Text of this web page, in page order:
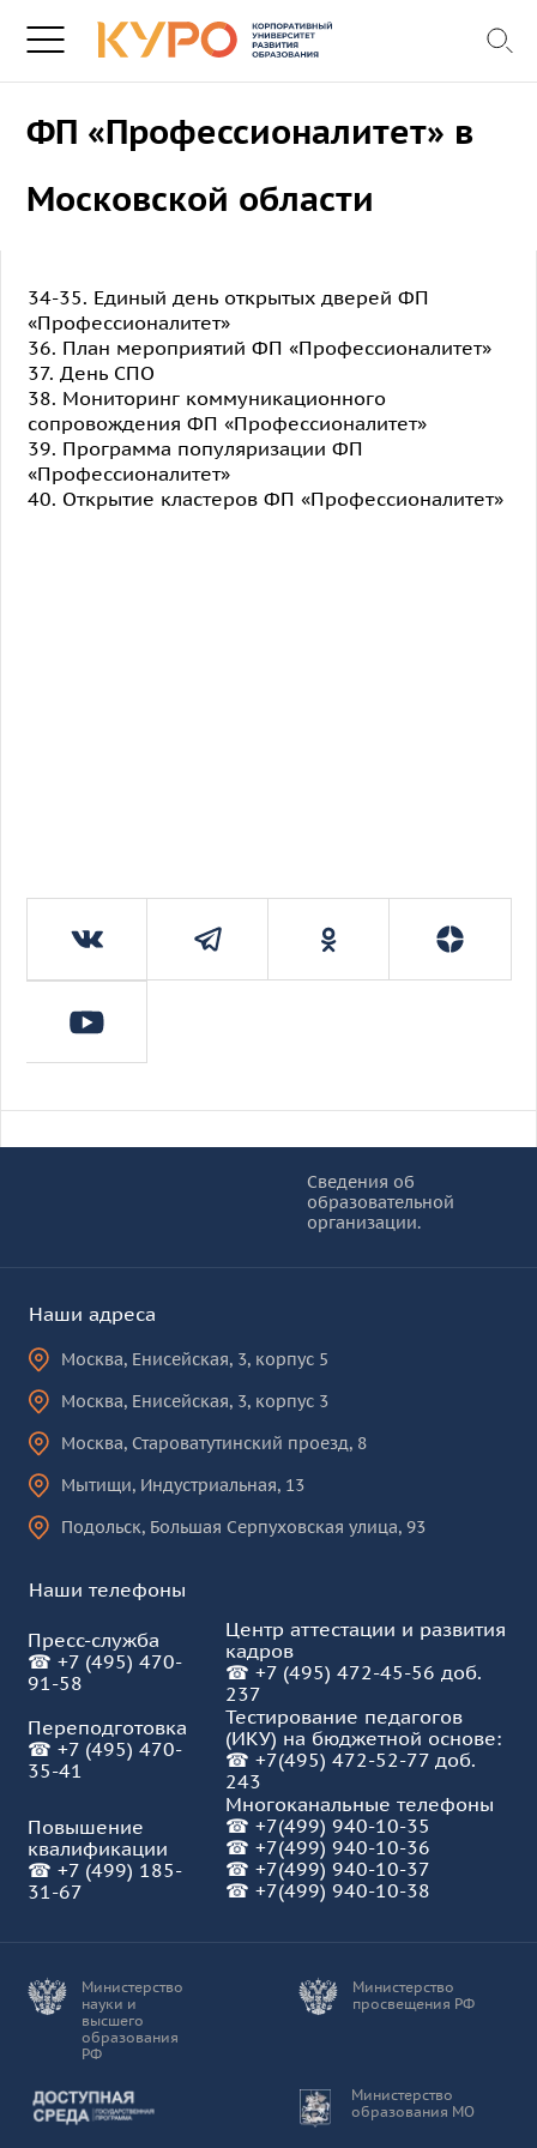
ФП «Профессионалитет» в
Московской области
34-35. Единый день открытых дверей ФП
«Профессионалитет»
36. План мероприятий ФП «Профессионалитет»
37. День СПО
38. Мониторинг коммуникационного
сопровождения ФП «Профессионалитет»
39. Программа популяризации ФП
«Профессионалитет»
40. Открытие кластеров ФП «Профессионалитет»
Сведения об
образовательной
организации.
Наши адреса
Москва, Енисейская, 3, корпус 5
Москва, Енисейская, 3, корпус 3
Москва, Староватутинский проезд, 8
Мытищи, Индустриальная, 13
Подольск, Большая Серпуховская улица, 93
Наши телефоны
Пресс-служба
☎ +7 (495) 470-
91-58
Центр аттестации и развития
кадров
☎ +7 (495) 472-45-56 доб.
237
Переподготовка
☎ +7 (495) 470-
35-41
Тестирование педагогов
(ИКУ) на бюджетной основе:
☎ +7(495) 472-52-77 доб.
243
Многоканальные телефоны
☎ +7(499) 940-10-35
☎ +7(499) 940-10-36
☎ +7(499) 940-10-37
☎ +7(499) 940-10-38
Повышение
квалификации
☎ +7 (499) 185-
31-67
Министерство
науки и
высшего
образования
РФ
Министерство
просвещения РФ
Министерство
образования МО
Доступная среда